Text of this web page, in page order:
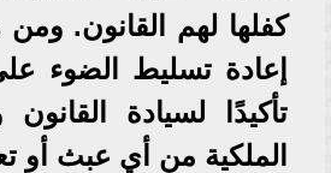
كفلها لهم القانون. ومن
إعادة تسليط الضوء
تأكيدًا لسيادة
الملكية من أي عبث أو